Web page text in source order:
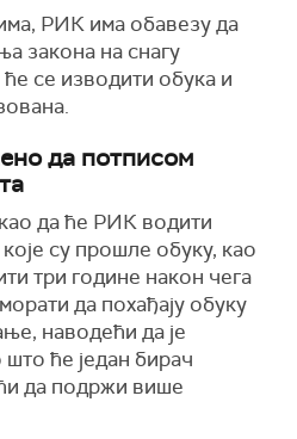
РИК има обавезу да
закона на снагу
се изводити обука и
да потписом
да ће РИК водити
су прошле обуку, као
три године након чега
да похађају обуку
наводећи да је
ће један бирач
да подржи више